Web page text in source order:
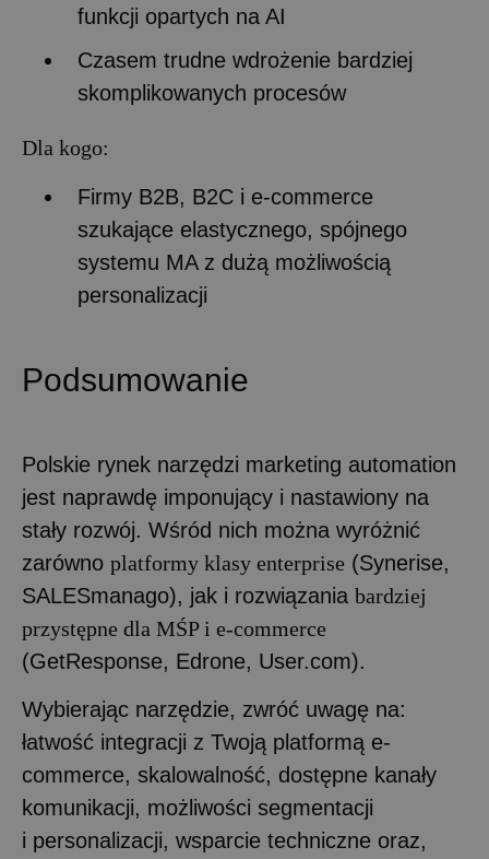
funkcji opartych na AI
Czasem trudne wdrożenie bardziej
skomplikowanych procesów
Dla kogo:
Firmy B2B, B2C i e-commerce
szukające elastycznego, spójnego
systemu MA z dużą możliwością
personalizacji
Podsumowanie
Polskie rynek narzędzi marketing automation
jest naprawdę imponujący i nastawiony na
stały rozwój. Wśród nich można wyróżnić
zarówno platformy klasy enterprise (Synerise,
SALESmanago), jak i rozwiązania bardziej
przystępne dla MŚP i e-commerce
(GetResponse, Edrone, User.com).
Wybierając narzędzie, zwróć uwagę na:
łatwość integracji z Twoją platformą e-
commerce, skalowalność, dostępne kanały
komunikacji, możliwości segmentacji
i personalizacji, wsparcie techniczne oraz,